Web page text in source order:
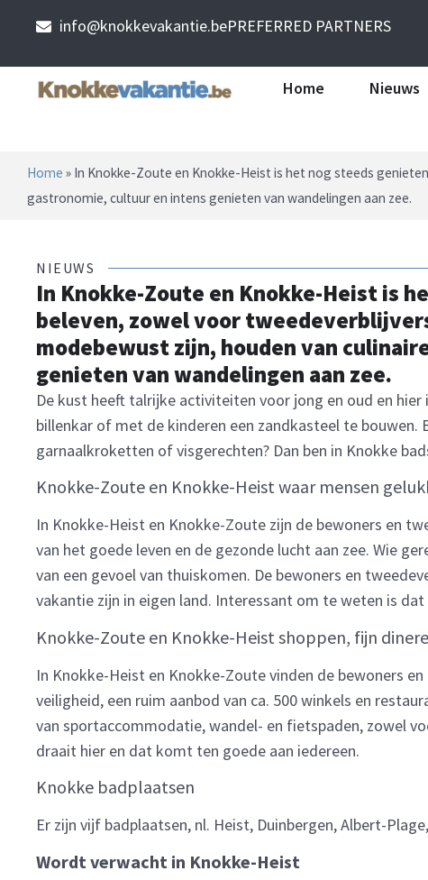
info@knokkevakantie.bePREFERRED PARTNERS
Home Nieuws
Home » In Knokke-Zoute en Knokke-Heist is het nog steeds
gastronomie, cultuur en intens genieten van wandelingen aan zee.
NIEUWS
In Knokke-Zoute en Knokke-Heist is
beleven, zowel voor
modebewust zijn, houden van
genieten van wandelingen aan zee.
De kust heeft talrijke activiteiten voor jong en oud en
billenkar of met de kinderen een zandkasteel te
garnaalkroketten of visgerechten? Dan ben in Knokke
Knokke-Zoute en Knokke-Heist waar mensen
In Knokke-Heist en Knokke-Zoute zijn de bewoners en
van het goede leven en de gezonde lucht aan zee. Wie
van een gevoel van thuiskomen. De bewoners en
vakantie zijn in eigen land. Interessant om te weten is
Knokke-Zoute en Knokke-Heist shoppen, fijn
In Knokke-Heist en Knokke-Zoute vinden de bewoners
veiligheid, een ruim aanbod van ca. 500 winkels en
van sportaccommodatie, wandel- en fietspaden, zowel
draait hier en dat komt ten goede aan iedereen.
Knokke badplaatsen
Er zijn vijf badplaatsen, nl. Heist, Duinbergen, Albert-
Wordt verwacht in Knokke-Heist